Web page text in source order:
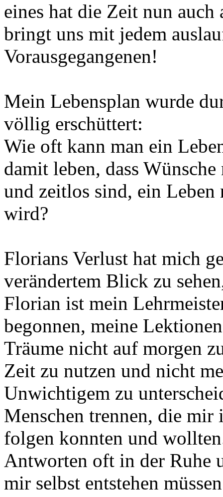
eines hat die Zeit nun
bringt uns mit jedem
Vorausgegangenen!
Mein Lebensplan wurde
völlig erschüttert:
Wie oft kann man ein
damit leben, dass
und zeitlos sind, ein Leben
wird?
Florians Verlust hat mich
verändertem Blick zu
Florian ist mein
begonnen, meine
Träume nicht auf morgen
Zeit zu nutzen und nicht
Unwichtigem zu
Menschen trennen, die
folgen konnten und
Antworten oft in der Ruhe
mir selbst entstehen